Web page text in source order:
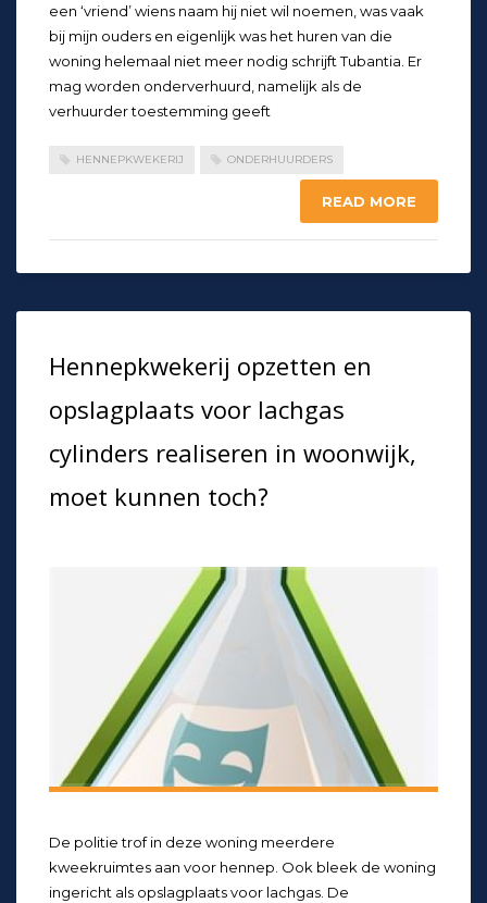
een ‘vriend’ wiens naam hij niet wil noemen, was vaak
bij mijn ouders en eigenlijk was het huren van die
woning helemaal niet meer nodig schrijft Tubantia. Er
mag worden onderverhuurd, namelijk als de
verhuurder toestemming geeft
HENNEPKWEKERIJ ONDERHUURDERS
READ MORE
Hennepkwekerij opzetten en
opslagplaats voor lachgas
cylinders realiseren in woonwijk,
moet kunnen toch?
De politie trof in deze woning meerdere
kweekruimtes aan voor hennep. Ook bleek de woning
ingericht als opslagplaats voor lachgas. De